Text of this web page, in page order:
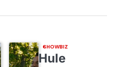
SHOWBIZ
Hule